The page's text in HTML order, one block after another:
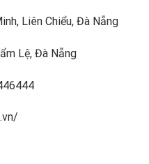
Liên Chiểu, Đà Nẵng
Lệ, Đà Nẵng